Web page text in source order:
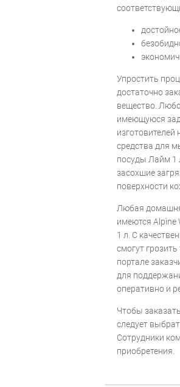
Упростить
достаточно
вещество.
имеющуюся
средства для
посуды Лайм 1
засохшие
поверхности
Любая
имеются Alpine
1 л. С
смогут
портале
для
оперативно и
Чтобы
следует
Сотрудники
приобретения.